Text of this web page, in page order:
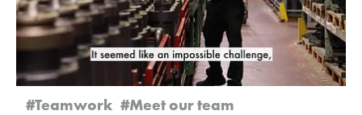
#Teamwork #Meet our team